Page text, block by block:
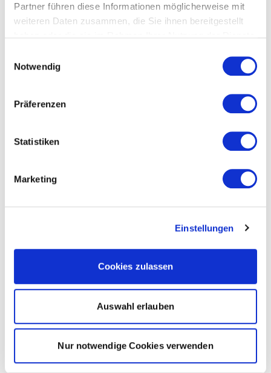
Partner führen diese Informationen möglicherweise mit
weiteren Daten zusammen, die Sie ihnen bereitgestellt
Cookies, wenn Sie unsere Webseite weiterhin nutzen.
Notwendig
Präferenzen
Statistiken
Marketing
Einstellungen
Cookies zulassen
Auswahl erlauben
Nur notwendige Cookies verwenden